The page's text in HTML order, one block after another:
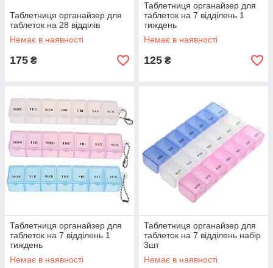
Таблетниця органайзер для
таблеток на 28 відділів
Немає в наявності
175 ₴
Таблетниця органайзер для
таблеток на 7 відділень 1
тиждень
Немає в наявності
125 ₴
Таблетниця органайзер для
таблеток на 7 відділень 1
тиждень
Немає в наявності
Таблетниця органайзер для
таблеток на 7 відділень набір
3шт
Немає в наявності